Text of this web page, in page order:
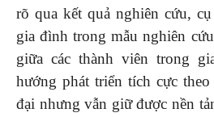
rõ qua kết quả nghiên cứu,
gia đình trong mẫu nghiên
giữa các thành viên trong
hướng phát triển tích cực
đại nhưng vẫn giữ được nền